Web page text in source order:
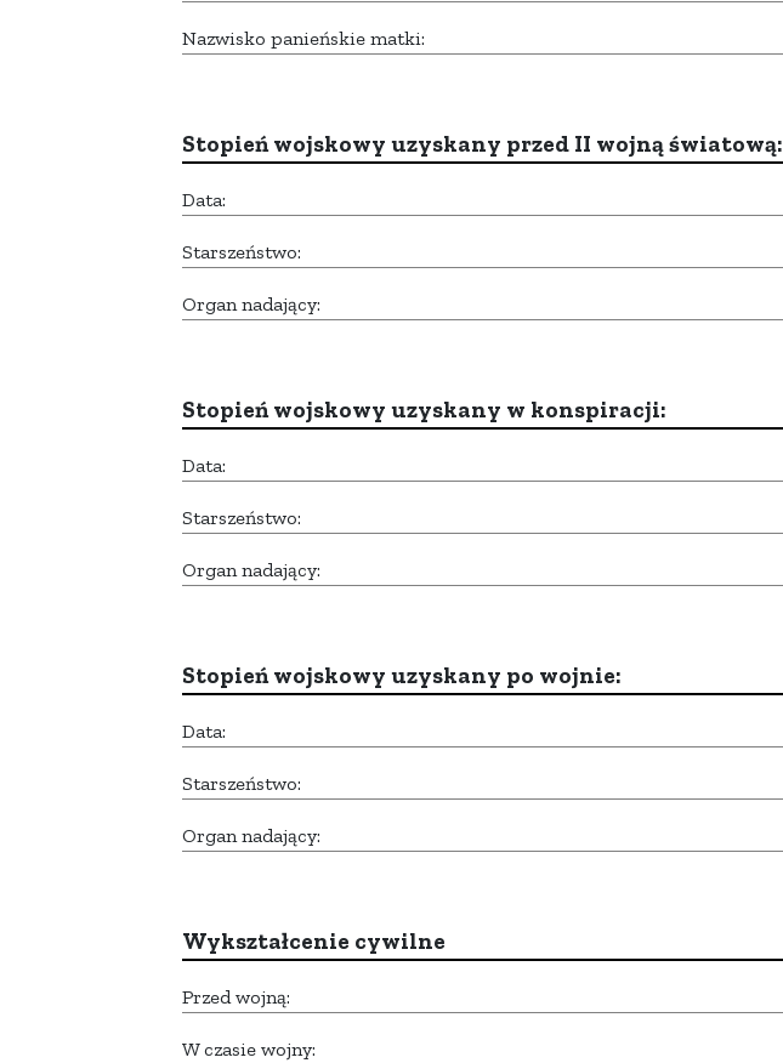
Nazwisko panieńskie matki:
Stopień wojskowy uzyskany przed II wojną światową:
Data:
Starszeństwo:
Organ nadający:
Stopień wojskowy uzyskany w konspiracji:
Data:
Starszeństwo:
Organ nadający:
Stopień wojskowy uzyskany po wojnie:
Data:
Starszeństwo:
Organ nadający:
Wykształcenie cywilne
Przed wojną:
W czasie wojny: